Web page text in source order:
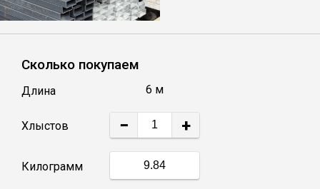
Квадрат
Труба профильная
Катанка
Сколько покупаем
Длина 6 м
Хлыстов − +
Килограмм